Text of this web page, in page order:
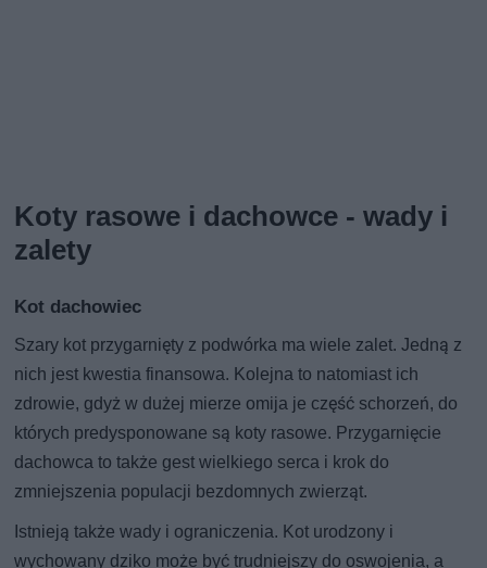
Koty rasowe i dachowce - wady i
zalety
Kot dachowiec
Szary kot przygarnięty z podwórka ma wiele zalet. Jedną z
nich jest kwestia finansowa. Kolejna to natomiast ich
zdrowie, gdyż w dużej mierze omija je część schorzeń, do
których predysponowane są koty rasowe. Przygarnięcie
dachowca to także gest wielkiego serca i krok do
zmniejszenia populacji bezdomnych zwierząt.
Istnieją także wady i ograniczenia. Kot urodzony i
wychowany dziko może być trudniejszy do oswojenia, a